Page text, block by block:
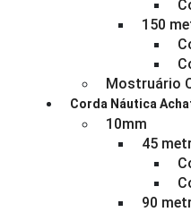
150
Mostruário
Corda Náutica
10mm
45
90